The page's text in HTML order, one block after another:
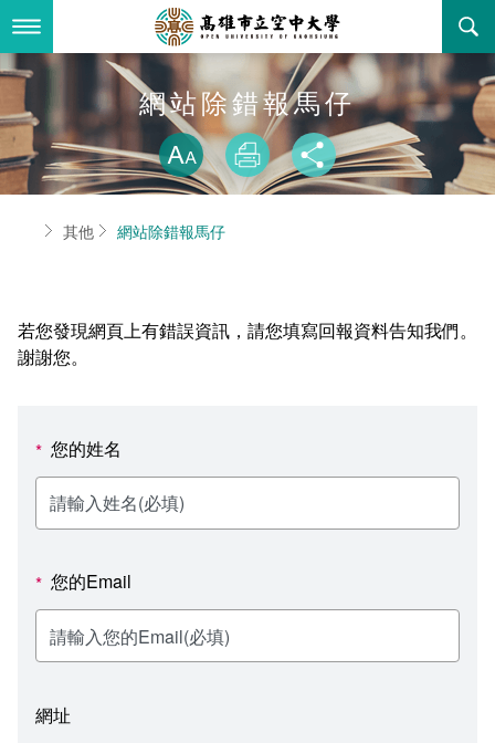
到
要
內最新消息
全部公告
教務公告
學系公告
活動研習
歷史訊息
新聞媒體專區
校園行事曆
報名系統
線上報名查詢
關於本校
空大簡介
立案證明
空大有利的學習條件
環境設備
本校位置
資訊圖像化專區
活動花絮
影音資訊
行政單位
行政單位簡介
校長室
教務處課務組
學習指導中心
輔導處
研發處
秘書處出納組
學術單位
通識教育中心
法律學系
大眾傳播學系
外國語文學系
文化藝術學系
健康管理與促進學系
其他好站
資訊相關法規
校務資訊
新生報名
在學資訊
校務系統
課程大綱
網路選課
校園行事曆
校內系統
資訊服務線上報修系統
消耗品申請
教室‧會議室預約系統
問卷調查
法令規章
政府公開資訊
網站除錯報馬仔
略過字型切
放大
列印 分享
首頁其他 網站除錯報馬仔
若您發現網頁上有錯誤資訊，請您填寫回報資料告知我們。
謝謝您。
* 您的姓名
* 您的Email
網址